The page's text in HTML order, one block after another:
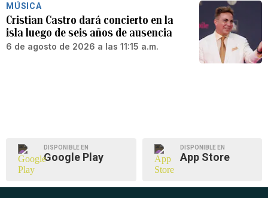
MÚSICA
Cristian Castro dará concierto en la
isla luego de seis años de ausencia
6 de agosto de 2026 a las 11:15 a.m.
DISPONIBLE EN
Google Play
DISPONIBLE EN
App Store